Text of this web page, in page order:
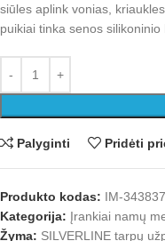
siūles aplink vonias,
puikiai tinka senos
Palyginti Pridėti
Produkto kodas: IM-343837
Kategorija: Įrankiai namų
Žyma: SILVERLINE tarpų